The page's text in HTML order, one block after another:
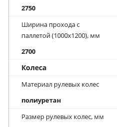
2750
Ширина прохода с
паллетой (1000х1200), мм
2700
Колеса
Материал рулевых колес
полиуретан
Размер рулевых колес, мм